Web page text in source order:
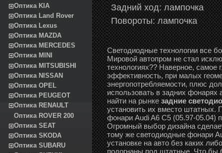
Оптика KIA
Оптика Land Rover
Оптика Lexus
Оптика MAZDA
Оптика MERCEDES
Оптика MINI
Оптика MITSUBISHI
Оптика NISSAN
Оптика OPEL
Оптика PEUGEOT
Оптика RENAULT
Оптика ROVER 200
Оптика SEAT
Оптика SKODA
Оптика SUBARU
Задний ход: лампочка
Повороты: лампочка
Светодиодные технологии все
Мировой автопром не стал
технологиях?? Наверное, самое
эффективность, при малых
энергопотребляемости, плюс
использовать в задних фонарях
найти на рынкезадние
установить их вместо штатных.
фонари Audi A6 C5 (05.97-05.04)
Огромный выбор дизайна
тому же светодиодные фонари
установке на авто без каких
подогнаны под штатные. Что бы